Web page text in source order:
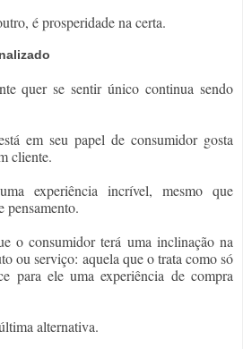
é prosperidade na certa.
quer se sentir único continua sendo
em seu papel de consumidor gosta
cliente.
experiência incrível, mesmo que
pensamento.
o consumidor terá uma inclinação na
ou serviço: aquela que o trata como só
para ele uma experiência de compra
alternativa.